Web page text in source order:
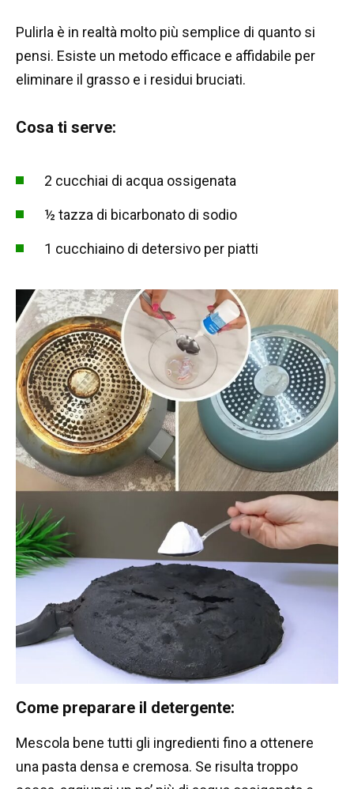
Pulirla è in realtà molto più semplice di quanto si
pensi. Esiste un metodo efficace e affidabile per
eliminare il grasso e i residui bruciati.
Cosa ti serve:
2 cucchiai di acqua ossigenata
½ tazza di bicarbonato di sodio
1 cucchiaino di detersivo per piatti
Come preparare il detergente:
Mescola bene tutti gli ingredienti fino a ottenere
una pasta densa e cremosa. Se risulta troppo